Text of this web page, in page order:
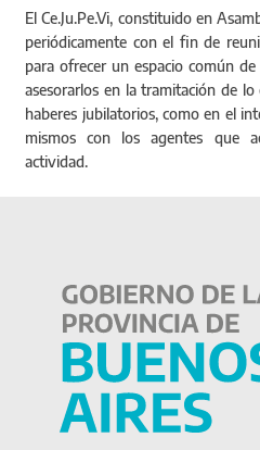
El Ce.Ju.Pe.Vi, constituido en
periódicamente con el fin de
para ofrecer un espacio común
asesorarlos en la tramitación de
haberes jubilatorios, como en el
mismos con los agentes que
actividad.